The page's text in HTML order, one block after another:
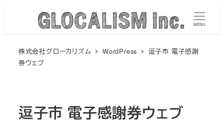
MENU
株式会社グローカリズム WordPress
逗子市 電子感謝
券ウェブ
逗子市 電子感謝券ウェブ